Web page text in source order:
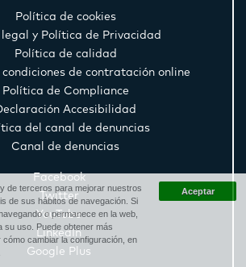
Política de cookies
legal y Política de Privacidad
Política de calidad
condiciones de contratación online
Política de Compliance
Accesibilidad
del canal de denuncias
Canal de denuncias
Facebook
Twitter
YouTube
LinkedIn
Google Plus
de terceros para mejorar nuestros
de sus hábitos de navegación. Si
o permanece en la web,
su uso. Puede obtener más
cambiar la configuración, en